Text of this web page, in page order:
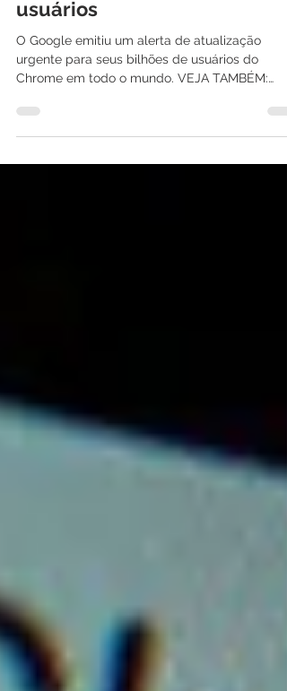
emergencial para bilhões de
usuários
O Google emitiu um alerta de atualização
Chrome em todo o mundo. VEJA TAMBÉM: